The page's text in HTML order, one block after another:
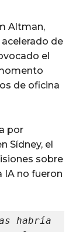
Altman,
de
el
de oficina
por
Sídney, el
sobre
IA no fueron
habría